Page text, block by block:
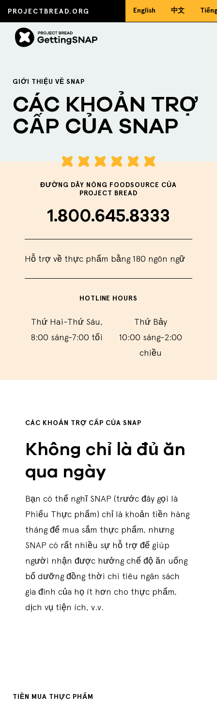
PROJECTBREAD.ORG English 中文
GIỚI THIỆU VỀ SNAP
CÁC KHOẢN TRỢ
CẤP CỦA SNAP
ĐƯỜNG DÂY NÓNG FOODSOURCE CỦA
PROJECT BREAD
1.800.645.8333
Hỗ trợ về thực phẩm bằng 180 ngôn ngữ
HOTLINE HOURS
Thứ Hai-Thứ Sáu,
8:00 sáng-7:00 tối
Thứ Bảy
10:00 sáng-2:00
chiều
CÁC KHOẢN TRỢ CẤP CỦA SNAP
Không chỉ là đủ ăn
qua ngày
Bạn có thể nghĩ SNAP (trước đây gọi là
Phiếu Thực phẩm) chỉ là khoản tiền hàng
tháng để mua sắm thực phẩm, nhưng
SNAP có rất nhiều sự hỗ trợ để giúp
người nhận được hưởng chế độ ăn uống
bổ dưỡng đồng thời chi tiêu ngân sách
gia đình của họ ít hơn cho thực phẩm,
dịch vụ tiện ích, v.v.
TIỀN MUA THỰC PHẨM